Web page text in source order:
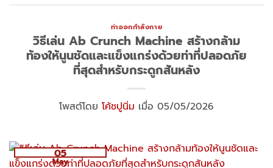
ท่าออกกำลังกาย
วิธีเล่น Ab Crunch Machine สร้างกล้าม
ท้องให้นูนชัดและแข็งแกร่งด้วยท่าที่ปลอดภัย
ที่สุดสำหรับกระดูกสันหลัง
โพสต์โดย โค้ชปูนิ่ม เมื่อ 05/05/2026
05
May